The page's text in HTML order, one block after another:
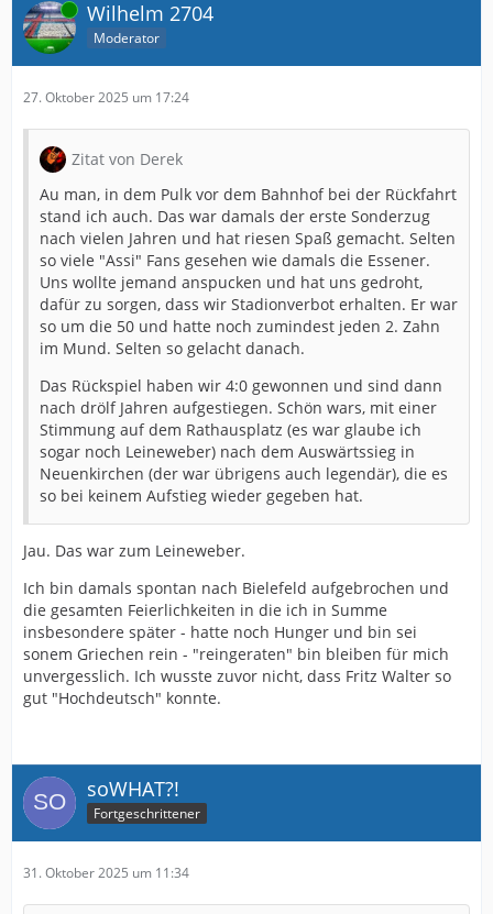
Online Wilhelm 2704
Moderator
27. Oktober 2025 um 17:24
Zitat von Derek
Au man, in dem Pulk vor dem Bahnhof bei der Rückfahrt
stand ich auch. Das war damals der erste Sonderzug
nach vielen Jahren und hat riesen Spaß gemacht. Selten
so viele "Assi" Fans gesehen wie damals die Essener.
Uns wollte jemand anspucken und hat uns gedroht,
dafür zu sorgen, dass wir Stadionverbot erhalten. Er war
so um die 50 und hatte noch zumindest jeden 2. Zahn
im Mund. Selten so gelacht danach.
Das Rückspiel haben wir 4:0 gewonnen und sind dann
nach drölf Jahren aufgestiegen. Schön wars, mit einer
Stimmung auf dem Rathausplatz (es war glaube ich
sogar noch Leineweber) nach dem Auswärtssieg in
Neuenkirchen (der war übrigens auch legendär), die es
so bei keinem Aufstieg wieder gegeben hat.
Jau. Das war zum Leineweber.
Ich bin damals spontan nach Bielefeld aufgebrochen und
die gesamten Feierlichkeiten in die ich in Summe
insbesondere später - hatte noch Hunger und bin sei
sonem Griechen rein - "reingeraten" bin bleiben für mich
unvergesslich. Ich wusste zuvor nicht, dass Fritz Walter so
gut "Hochdeutsch" konnte.
soWHAT?!
Fortgeschrittener
31. Oktober 2025 um 11:34